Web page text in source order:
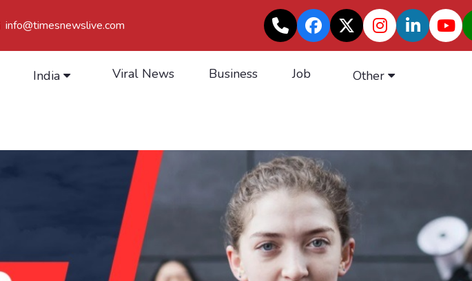
info@timesnewslive.com
India Viral News Business Job Other